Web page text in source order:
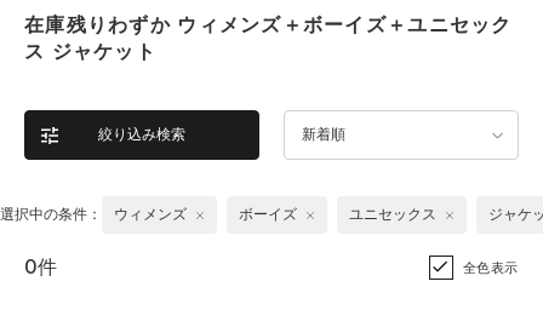
在庫残りわずか ウィメンズ＋ボーイズ＋ユニセック
ス ジャケット
絞り込み検索 新着順
選択中の条件： ウィメンズ ボーイズ ユニセックス ジャケ
0件 全色表示